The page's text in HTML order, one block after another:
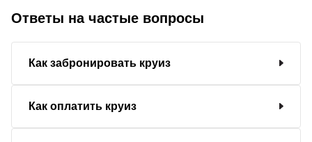
Ответы на частые вопросы
Как забронировать круиз
Как оплатить круиз